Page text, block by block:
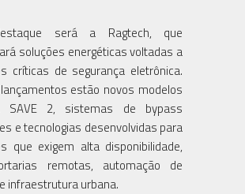
será a Ragtech, que
soluções energéticas voltadas a
críticas de segurança eletrônica.
estão novos modelos
SAVE 2, sistemas de bypass
e tecnologias desenvolvidas para
que exigem alta disponibilidade,
remotas, automação de
infraestrutura urbana.